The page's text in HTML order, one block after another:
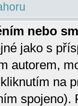
nebo
jako s
autorem,
na
spojeno).